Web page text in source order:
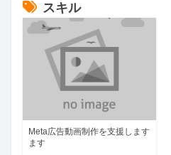
スキル
Meta広告動画制作を支援します
ます